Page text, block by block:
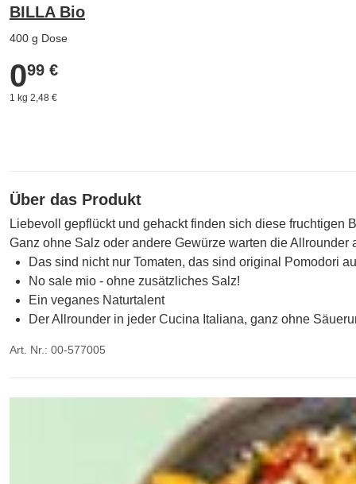
BILLA Bio
400 g Dose
0,99 €
099 €
1 kg 2,48 €
Über das Produkt
Liebevoll gepflückt und gehackt finden sich diese fruchtigen
Ganz ohne Salz oder andere Gewürze warten die
Das sind nicht nur Tomaten, das sind original Pomodori
No sale mio - ohne zusätzliches Salz!
Ein veganes Naturtalent
Der Allrounder in jeder Cucina Italiana, ganz ohne
Art. Nr.: 00-577005